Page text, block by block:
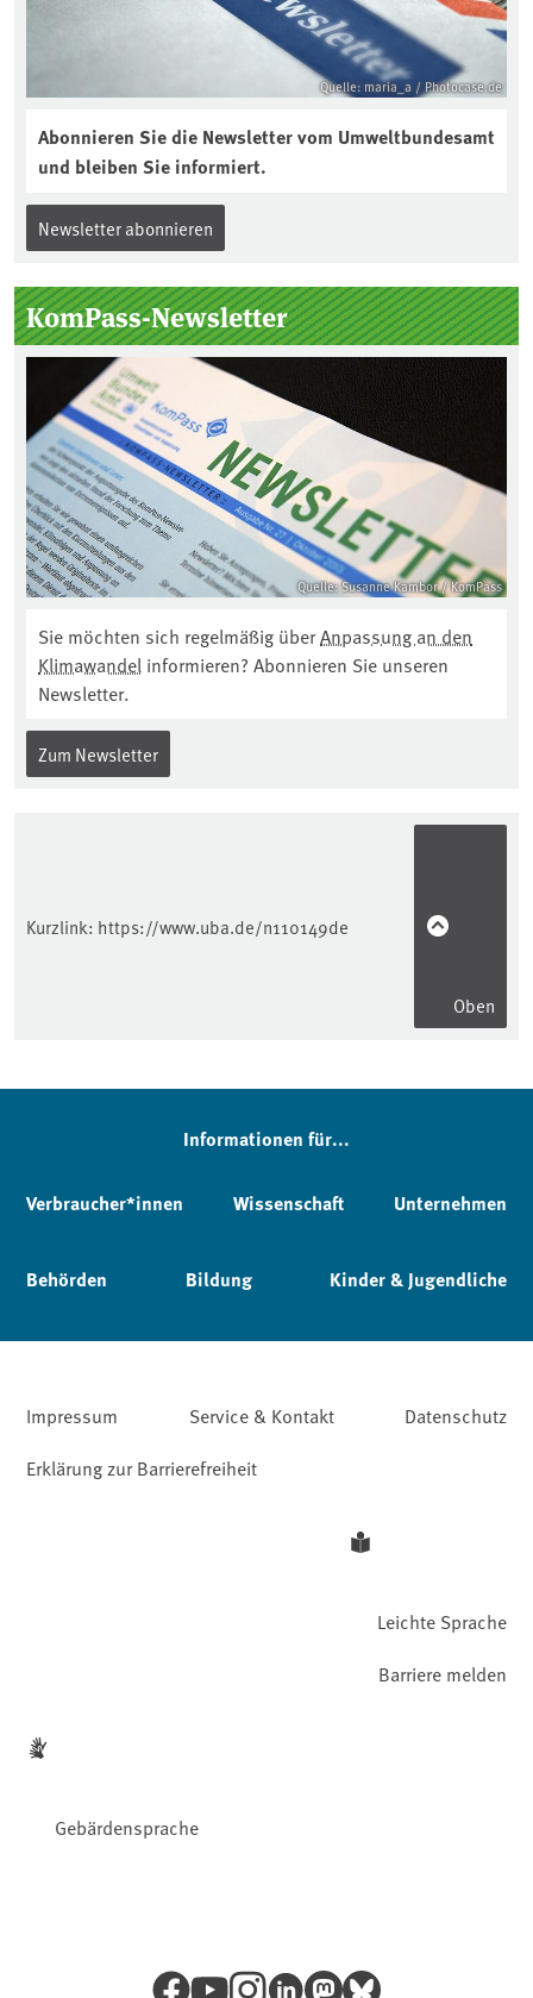
Quelle: maria_a / Photocase.de
Abonnieren Sie die Newsletter vom Umweltbundesamt
und bleiben Sie informiert.
Newsletter abonnieren
KomPass-Newsletter
Quelle: Susanne Kambor / KomPass
Sie möchten sich regelmäßig überAnpassung an den
Klimawandel informieren? Abonnieren Sie unseren
Newsletter.
Zum Newsletter
Kurzlink: https://www.uba.de/n110149de
Oben
Informationen für...
Verbraucher*innen Wissenschaft Unternehmen
Behörden Bildung Kinder & Jugendliche
Impressum Service & Kontakt
Datenschutz
Erklärung zur Barrierefreiheit
Leichte Sprache
Gebärdensprache
Barriere melden